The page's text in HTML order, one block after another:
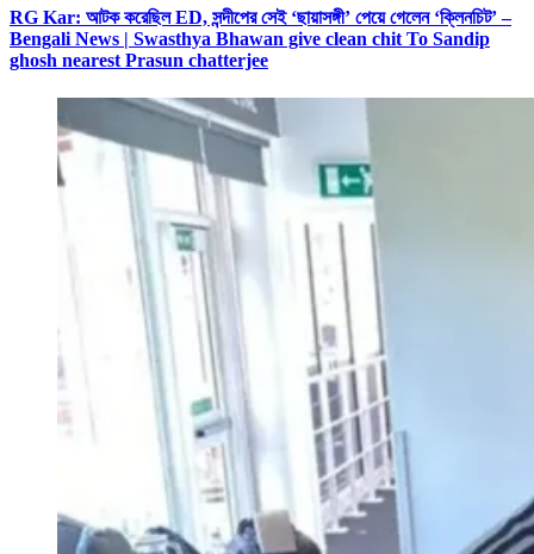
RG Kar: আটক করেছিল ED, সন্দীপের সেই ‘ছায়াসঙ্গী’ পেয়ে গেলেন ‘ক্লিনচিট’ –
Bengali News | Swasthya Bhawan give clean chit To Sandip
ghosh nearest Prasun chatterjee